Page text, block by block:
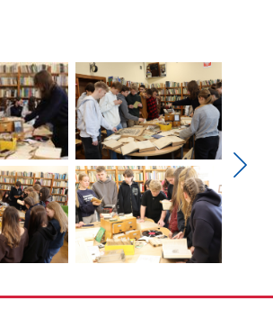
Pokaż
zdjęcie
2
z
galerii.